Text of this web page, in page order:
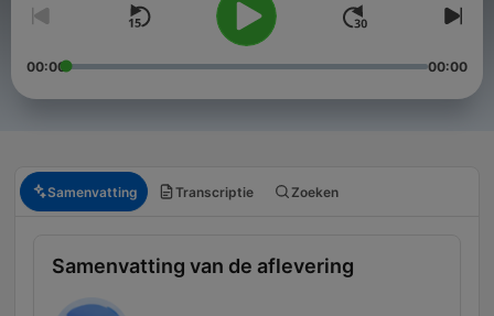
00:00 00:00
Samenvatting Transcriptie Zoeken
Samenvatting van de aflevering